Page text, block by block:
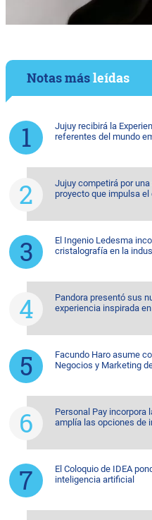
Notas másleídas
Jujuy recibirá la
referentes del mundo
Jujuy competirá por
proyecto que impulsa
El Ingenio Ledesma
cristalografía en la
Pandora presentó sus
experiencia inspirada
Facundo Haro asume
Negocios y Marketing
Personal Pay incorpora
amplía las opciones de
El Coloquio de IDEA
inteligencia artificial